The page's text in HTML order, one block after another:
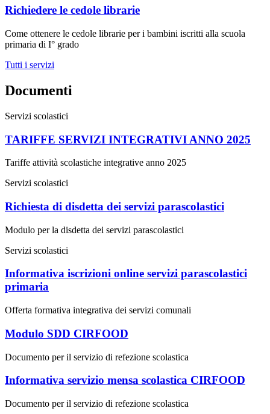
Richiedere le cedole librarie
Come ottenere le cedole librarie per i bambini iscritti alla scuola
primaria di I° grado
Tutti i servizi
Documenti
Servizi scolastici
TARIFFE SERVIZI INTEGRATIVI ANNO 2025
Tariffe attività scolastiche integrative anno 2025
Servizi scolastici
Richiesta di disdetta dei servizi parascolastici
Modulo per la disdetta dei servizi parascolastici
Servizi scolastici
Informativa iscrizioni online servizi parascolastici
primaria
Offerta formativa integrativa dei servizi comunali
Modulo SDD CIRFOOD
Documento per il servizio di refezione scolastica
Informativa servizio mensa scolastica CIRFOOD
Documento per il servizio di refezione scolastica